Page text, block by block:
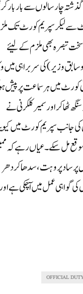
گذشتہ چار سالوں سے بار بار
لیکر سپریم کورٹ تک
تبصرہ بھی ملزم کے لیئے
وزیر) کی سربراہی میں
کورٹ میں ہر سماعت پر پیش
ٹھاکر اور سمیر کلکرنی نے
کی جانب سپریم کورٹ میں
مل سکے۔عیاں رہے کہ
پرساد پروہت، سدھاکر دھر
خلاف قائم مقدمہ میں گواہوں کے بیانات کا اندراج کررہی ہے، ابتک 293گواہوں کی گواہی عمل میں ا ٓچکی
OFFICIAL